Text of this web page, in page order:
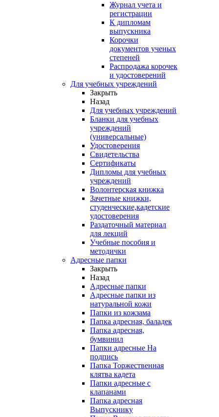
Журнал учета и
регистрации
К дипломам
выпускника
Корочки
документов ученых
степеней
Распродажа корочек
и удостоверений
Для учебных учреждений
Закрыть
Назад
Для учебных учреждений
Бланки для учебных
учреждений
(универсальные)
Удостоверения
Свидетельства
Сертификаты
Дипломы для учебных
учреждений
Волонтерская книжка
Зачетные книжки,
студенческие,кадетские
удостоверения
Раздаточный материал
для лекций
Учебные пособия и
методички
Адресные папки
Закрыть
Назад
Адресные папки
Адресные папки из
натуральной кожи
Папки из кожзама
Папка адресная, баладек
Папка адресная,
бумвинил
Папки адресные На
подпись
Папка Торжественная
клятва кадета
Папки адресные с
клапанами
Папка адресная
Выпускнику